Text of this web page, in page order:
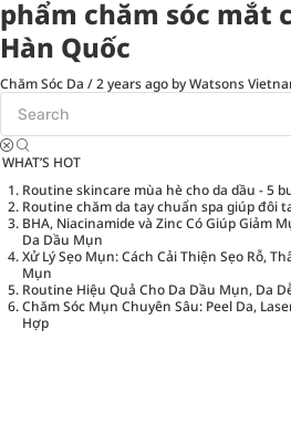
phẩm chăm sóc
Hàn Quốc
Chăm Sóc Da /2 years ago by Watsons
WHAT’S HOT
Routine skincare mùa hè cho da dầu - 5
Routine chăm da tay chuẩn spa giúp đôi
BHA, Niacinamide và Zinc Có Giúp Giảm
Da Dầu Mụn
Xử Lý Sẹo Mụn: Cách Cải Thiện Sẹo Rỗ,
Mụn
Routine Hiệu Quả Cho Da Dầu Mụn, Da
Chăm Sóc Mụn Chuyên Sâu: Peel Da,
Hợp